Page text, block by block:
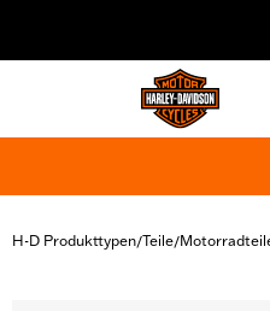
H-D Produkttypen/Teile/